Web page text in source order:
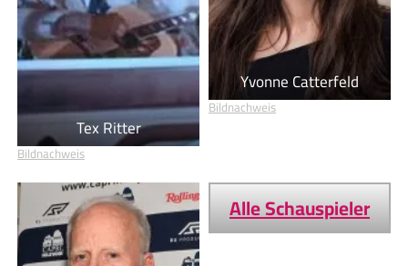
Tex Ritter
Bildnachweis
Yvonne Catterfeld
Bildnachweis
Alle Schauspieler